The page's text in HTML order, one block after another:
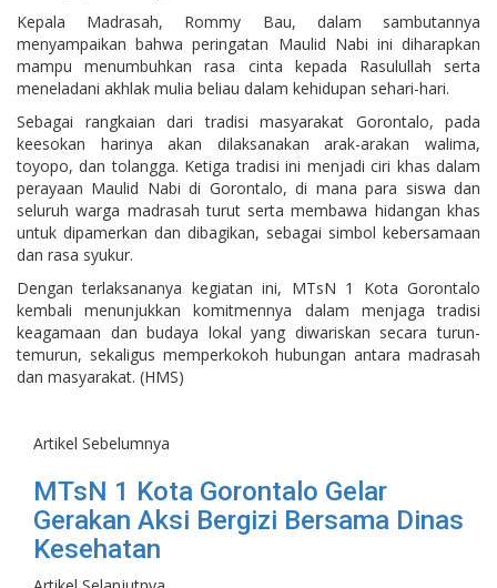
Kepala Madrasah, Rommy Bau, dalam sambutannya
menyampaikan bahwa peringatan Maulid Nabi ini diharapkan
mampu menumbuhkan rasa cinta kepada Rasulullah serta
meneladani akhlak mulia beliau dalam kehidupan sehari-hari.
Sebagai rangkaian dari tradisi masyarakat Gorontalo, pada
keesokan harinya akan dilaksanakan arak-arakan walima,
toyopo, dan tolangga. Ketiga tradisi ini menjadi ciri khas dalam
perayaan Maulid Nabi di Gorontalo, di mana para siswa dan
seluruh warga madrasah turut serta membawa hidangan khas
untuk dipamerkan dan dibagikan, sebagai simbol kebersamaan
dan rasa syukur.
Dengan terlaksananya kegiatan ini, MTsN 1 Kota Gorontalo
kembali menunjukkan komitmennya dalam menjaga tradisi
keagamaan dan budaya lokal yang diwariskan secara turun-
temurun, sekaligus memperkokoh hubungan antara madrasah
dan masyarakat. (HMS)
Artikel Sebelumnya
MTsN 1 Kota Gorontalo Gelar
Gerakan Aksi Bergizi Bersama Dinas
Kesehatan